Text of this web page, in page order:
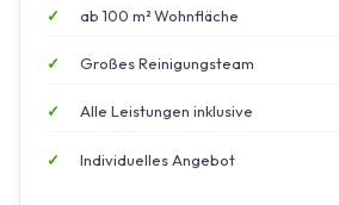
ab 100 m² Wohnfläche
Großes Reinigungsteam
Alle Leistungen inklusive
Individuelles Angebot